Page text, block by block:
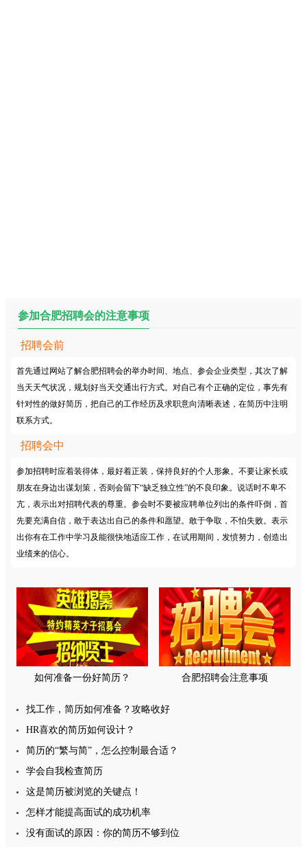
参加合肥招聘会的注意事项
招聘会前
首先通过网站了解合肥招聘会的举办时间、地点、参会企业类型，其次了解
当天天气状况，规划好当天交通出行方式。对自己有个正确的定位，事先有
针对性的做好简历，把自己的工作经历及求职意向清晰表述，在简历中注明
联系方式。
招聘会中
参加招聘时应着装得体，最好着正装，保持良好的个人形象。不要让家长或
朋友在身边出谋划策，否则会留下“缺乏独立性”的不良印象。说话时不卑不
亢，表示出对招聘代表的尊重。参会时不要被应聘单位列出的条件吓倒，首
先要充满自信，敢于表达出自己的条件和愿望。敢于争取，不怕失败。表示
出你有在工作中学习及能很快地适应工作，在试用期间，发愤努力，创造出
业绩来的信心。
如何准备一份好简历？ 合肥招聘会注意事项
找工作，简历如何准备？攻略收好
HR喜欢的简历如何设计？
简历的“繁与简”，怎么控制最合适？
学会自我检查简历
这是简历被浏览的关键点！
怎样才能提高面试的成功机率
没有面试的原因：你的简历不够到位